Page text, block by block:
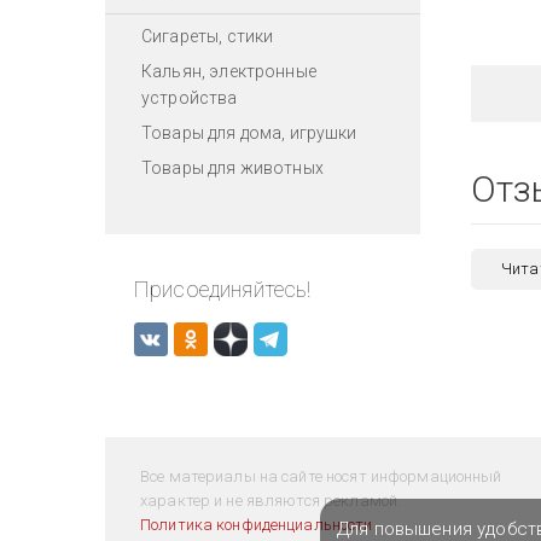
Сигареты, стики
Кальян, электронные
устройства
Товары для дома, игрушки
Товары для животных
Присоединяйтесь!
Все материалы на сайте носят информационный
характер и не являются рекламой.
Политика конфиденциальностиДля повышения